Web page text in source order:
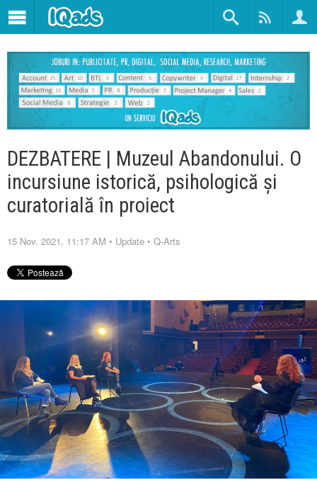
DEZBATERE | Muzeul Abandonului. O
incursiune istorică, psihologică și
curatorială în proiect
15 Nov. 2021, 11:17 AM • Update • Q-Arts